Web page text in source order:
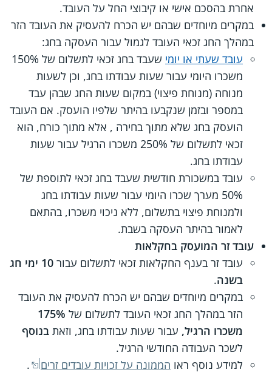
אחרת בהסכם אישי או קיבוצי החל על העובד.
במקרים מיוחדים שבהם יש הכרח להעסיק את העובד הזר
במהלך החג זכאי העובד לגמול עבור העסקה בחג:
עובד שעתי או יומי
שעבד בחג זכאי לתשלום של 150%
משכרו היומי עבור שעות עבודתו בחג, וכן לשעות
מנוחה (מנוחת פיצוי) במקום שעות החג שבהן עבד
במספר ובזמן שנקבעו בהיתר שלפיו הועסק. אם העובד
הועסק בחג שלא מתוך בחירה , אלא מתוך כורח, הוא
זכאי לתשלום של 250% משכרו הרגיל עבור שעות
עבודתו בחג.
עובד במשכורת חודשית שעבד בחג זכאי לתוספת של
50% מערך שכרו היומי עבור שעות עבודתו בחג
ולמנוחת פיצוי בתשלום, ללא ניכוי משכרו, בהתאם
לאמור בהיתר העסקה בשבת.
עובד זר המועסק בחקלאות
עובד זר בענף החקלאות זכאי לתשלום עבור
10 ימי חג
בשנה.
במקרים מיוחדים שבהם יש הכרח להעסיק את העובד
הזר במהלך החג זכאי העובד לתשלום של 175%
משכרו הרגיל, עבור שעות עבודתו בחג, וזאת בנוסף
לשכר העבודה החודשי הרגיל.
למידע נוסף ראו הממונה על זכויות עובדים זרים
.